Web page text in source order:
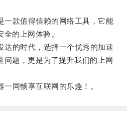
款值得信赖的网络工具，它能
的上网体验。
的时代，选择一个优秀的加速
问题，更是为了提升我们的上网
同畅享互联网的乐趣！。